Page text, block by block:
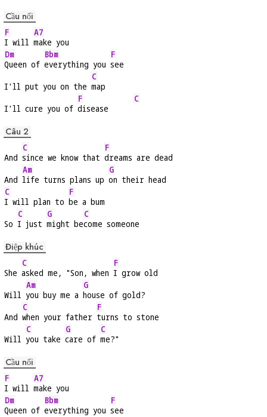
Cầu nối
F
I will
A7
make you
Dm
Queen of
Bbm
everything you
F
see
I'll put you on the
C
map
I'll cure you of
F
disease
C
Câu 2
And
C
since we know that
F
dreams are dead
And
Am
life turns plans up
G
on their head
C
I will plan to
F
be a bum
So
C
I just
G
might be
C
come someone
Điệp khúc
She
C
asked me, "Son, when
F
I grow old
Will
Am
you buy me a
G
house of gold?
And
C
when your father
F
turns to stone
Will
C
you take
G
care of
C
me?"
Cầu nối
F
I will
A7
make you
Dm
Queen of
Bbm
everything you
F
see